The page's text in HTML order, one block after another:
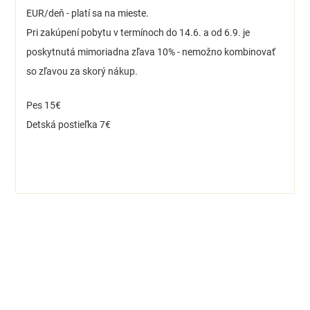
EUR/deň - platí sa na mieste.
Pri zakúpení pobytu v termínoch do 14.6. a od 6.9. je
poskytnutá mimoriadna zľava 10% - nemožno kombinovať
so zľavou za skorý nákup.
Pes 15€
Detská postieľka 7€